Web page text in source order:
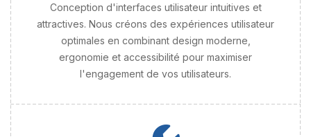
Conception d'interfaces utilisateur intuitives et
attractives. Nous créons des expériences utilisateur
optimales en combinant design moderne,
ergonomie et accessibilité pour maximiser
l'engagement de vos utilisateurs.